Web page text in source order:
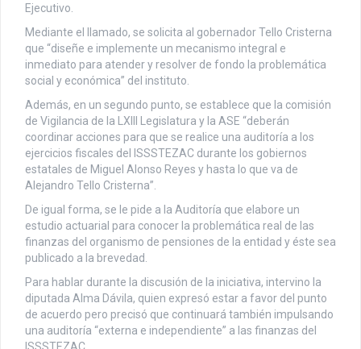
Ejecutivo.
Mediante el llamado, se solicita al gobernador Tello Cristerna
que “diseñe e implemente un mecanismo integral e
inmediato para atender y resolver de fondo la problemática
social y económica” del instituto.
Además, en un segundo punto, se establece que la comisión
de Vigilancia de la LXIII Legislatura y la ASE “deberán
coordinar acciones para que se realice una auditoría a los
ejercicios fiscales del ISSSTEZAC durante los gobiernos
estatales de Miguel Alonso Reyes y hasta lo que va de
Alejandro Tello Cristerna”.
De igual forma, se le pide a la Auditoría que elabore un
estudio actuarial para conocer la problemática real de las
finanzas del organismo de pensiones de la entidad y éste sea
publicado a la brevedad.
Para hablar durante la discusión de la iniciativa, intervino la
diputada Alma Dávila, quien expresó estar a favor del punto
de acuerdo pero precisó que continuará también impulsando
una auditoría “externa e independiente” a las finanzas del